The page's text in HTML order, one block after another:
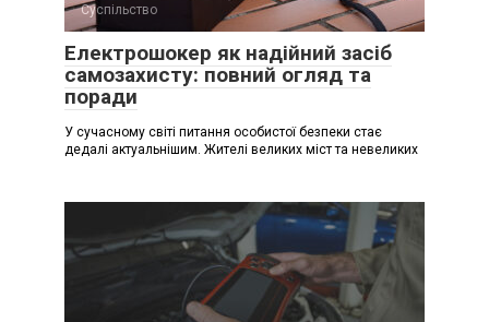
Суспільство
Електрошокер як надійний засіб
самозахисту: повний огляд та
поради
У сучасному світі питання особистої безпеки стає
дедалі актуальнішим. Жителі великих міст та невеликих